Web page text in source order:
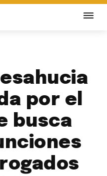
por el
busca